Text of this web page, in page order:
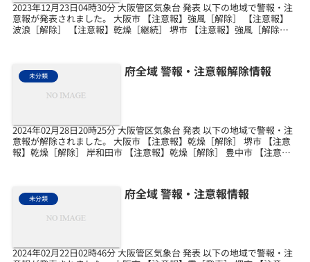
2023年12月23日04時30分 大阪管区気象台 発表 以下の地域で警報・注
意報が発表されました。 大阪市 【注意報】強風［解除］ 【注意報】
波浪［解除］ 【注意報】乾燥［継続］ 堺市 【注意報】強風［解除］
未分類 府全域 警報・注意報解除情報
2024年02月28日20時25分 大阪管区気象台 発表 以下の地域で警報・注
意報が解除されました。 大阪市 【注意報】乾燥［解除］ 堺市 【注意
報】乾燥［解除］ 岸和田市 【注意報】乾燥［解除］ 豊中市 【注意
未分類 府全域 警報・注意報情報
2024年02月22日02時46分 大阪管区気象台 発表 以下の地域で警報・注